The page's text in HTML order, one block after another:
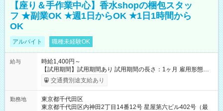
【座り＆手作業中心】香水shopの梱包スタッ
フ ★副業OK ★週1日からOK ★1日1時間から
OK
アルバイト 職種未経験OK
給与
時給1,400円～
【試用期間】試用期間あり 試用期間の長さ：1ヶ月 雇用形態、
給与は本採用時と同じです。
交通費別途支給あり
勤務地
東京都千代田区
東京都千代田区内神田2丁目14番12号 星屋第六ビル402号（最